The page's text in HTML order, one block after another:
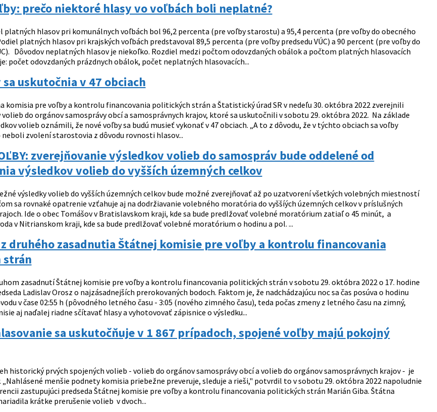
prečo niektoré hlasy vo voľbách boli neplatné?
platných hlasov pri komunálnych voľbách bol 96,2 percenta (pre voľby starostu) a 95,4 percenta (pre voľby do obecného
platných hlasov pri krajských voľbách predstavoval 89,5 percenta (pre voľby predsedu VÚC) a 90 percent (pre voľby do
Dôvodov neplatných hlasov je niekoľko. Rozdiel medzi počtom odovzdaných obálok a počtom platných hlasovacích
počet odovzdaných prázdnych obálok, počet neplatných hlasovacích...
uskutočnia v 47 obciach
komisia pre voľby a kontrolu financovania politických strán a Štatistický úrad SR v nedeľu 30. októbra 2022 zverejnili
do orgánov samosprávy obcí a samosprávnych krajov, ktoré sa uskutočnili v sobotu 29. októbra 2022. Na základe
volieb oznámili, že nové voľby sa budú musieť vykonať v 47 obciach. „A to z dôvodu, že v týchto obciach sa voľby
zvolení starostovia z dôvodu rovnosti hlasov...
zverejňovanie výsledkov volieb do samospráv bude oddelené od
výsledkov volieb do vyšších územných celkov
výsledky volieb do vyšších územných celkov bude možné zverejňovať až po uzatvorení všetkých volebných miestností
sa rovnaké opatrenie vzťahuje aj na dodržiavanie volebného moratória do vyššíých územných celkov v príslušných
Ide o obec Tomášov v Bratislavskom kraji, kde sa bude predlžovať volebné moratórium zatiaľ o 45 minút, a
v Nitrianskom kraji, kde sa bude predlžovať volebné moratórium o hodinu a pol. ...
druhého zasadnutia Štátnej komisie pre voľby a kontrolu financovania
zasadnutí Štátnej komisie pre voľby a kontrolu financovania politických strán v sobotu 29. októbra 2022 o 17. hodine
Ladislav Orosz o najzásadnejších prerokovaných bodoch. Faktom je, že nadchádzajúcu noc sa čas posúva o hodinu
v čase 02:55 h (pôvodného letného času - 3:05 (nového zimného času), teda počas zmeny z letného času na zimný,
aj naďalej riadne sčítavať hlasy a vyhotovovať zápisnice o výsledku...
sa uskutočňuje v 1 867 prípadoch, spojené voľby majú pokojný
historický prvých spojených volieb - volieb do orgánov samosprávy obcí a volieb do orgánov samosprávnych krajov - je
„Nahlásené menšie podnety komisia priebežne preveruje, sleduje a rieši," potvrdil to v sobotu 29. októbra 2022 napoludnie
zastupujúci predseda Štátnej komisie pre voľby a kontrolu financovania politických strán Marián Giba. Štátna
krátke prerušenie volieb v dvoch...